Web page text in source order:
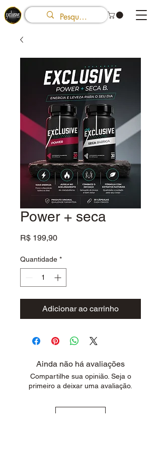
Power + seca
R$ 199,90Preço
Quantidade *
Adicionar ao carrinho
Ainda não há avaliações
Compartilhe sua opinião. Seja o
primeiro a deixar uma avaliação.